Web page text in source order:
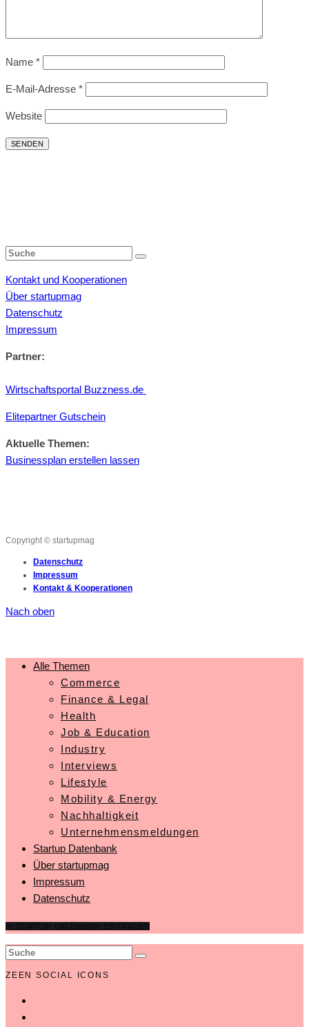
Name *
E-Mail-Adresse *
Website
Kontakt und Kooperationen
Über startupmag
Datenschutz
Impressum
Partner:
Wirtschaftsportal Buzzness.de
Elitepartner Gutschein
Aktuelle Themen:
Businessplan erstellen lassen
Copyright © startupmag
Datenschutz
Impressum
Kontakt & Kooperationen
Nach oben
Alle Themen
Commerce
Finance & Legal
Health
Job & Education
Industry
Interviews
Lifestyle
Mobility & Energy
Nachhaltigkeit
Unternehmensmeldungen
Startup Datenbank
Über startupmag
Impressum
Datenschutz
ZEEN SOCIAL ICONS